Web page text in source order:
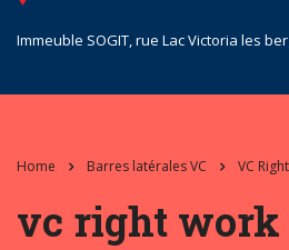
Immeuble SOGIT, rue Lac Victoria les
Home Barres latérales VC VC
vc right work